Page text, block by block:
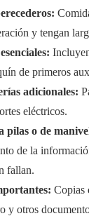
y tengan
de primeros
adicionales:
eléctricos.
pilas o de
de la
fallan.
Copias
y otros